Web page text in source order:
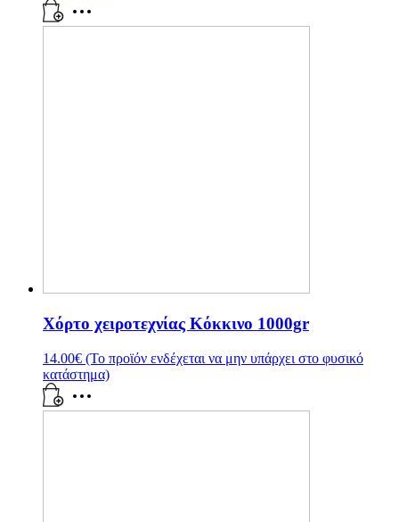
Χόρτο χειροτεχνίας Κόκκινο 1000gr
14.00€ (Το προϊόν ενδέχεται να μην υπάρχει στο φυσικό
κατάστημα)